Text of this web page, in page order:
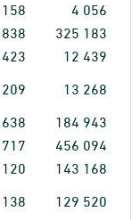
158 4 056
838 325 183
423 12 439
209 13 268
638 184 943
717 456 094
120 143 168
138 129 520